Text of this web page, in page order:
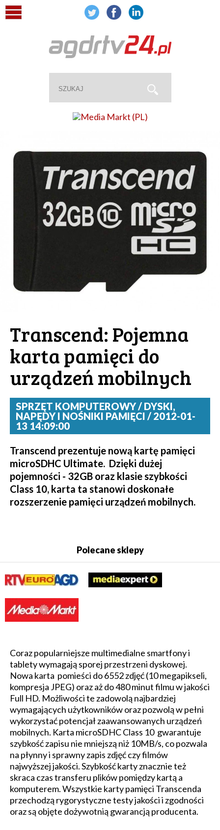
Transcend: Pojemna
karta pamięci do
urządzeń mobilnych
SPRZĘT KOMPUTEROWY / DYSKI,
NAPĘDY I NOŚNIKI PAMIĘCI / 2012-01-
13 14:09:00
Transcend prezentuje nową kartę pamięci
microSDHC Ultimate. Dzięki dużej
pojemności - 32GB oraz klasie szybkości
Class 10, karta ta stanowi doskonałe
rozszerzenie pamięci urządzeń mobilnych.
Polecane sklepy
Coraz popularniejsze multimedialne smartfony i
tablety wymagają sporej przestrzeni dyskowej.
Nowa karta pomieści do 6552 zdjęć (10 megapikseli,
kompresja JPEG) oraz aż do 480 minut filmu w jakości
Full HD. Możliwości te zadowolą najbardziej
wymagających użytkowników oraz pozwolą w pełni
wykorzystać potencjał zaawansowanych urządzeń
mobilnych. Karta microSDHC Class 10 gwarantuje
szybkość zapisu nie mniejszą niż 10MB/s, co pozwala
na płynny i sprawny zapis zdjęć czy filmów
najwyższej jakości. Szybkość karty znacznie też
skraca czas transferu plików pomiędzy kartą a
komputerem. Wszystkie karty pamięci Transcenda
przechodzą rygorystyczne testy jakości i zgodności
oraz są objęte dożywotnią gwarancją producenta.